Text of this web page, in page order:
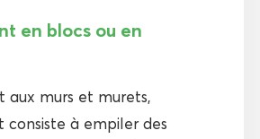
en blocs ou en
aux murs et murets,
consiste à empiler des